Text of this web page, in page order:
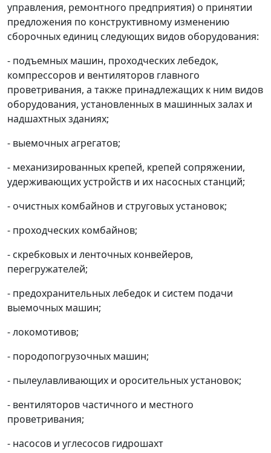
управления, ремонтного предприятия) о принятии
предложения по конструктивному изменению
сборочных единиц следующих видов оборудования:
- подъемных машин, проходческих лебедок,
компрессоров и вентиляторов главного
проветривания, а также принадлежащих к ним видов
оборудования, установленных в машинных залах и
надшахтных зданиях;
- выемочных агрегатов;
- механизированных крепей, крепей сопряжении,
удерживающих устройств и их насосных станций;
- очистных комбайнов и струговых установок;
- проходческих комбайнов;
- скребковых и ленточных конвейеров,
перегружателей;
- предохранительных лебедок и систем подачи
выемочных машин;
- локомотивов;
- породопогрузочных машин;
- пылеулавливающих и оросительных установок;
- вентиляторов частичного и местного
проветривания;
- насосов и углесосов гидрошахт